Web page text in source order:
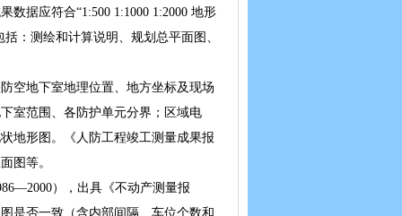
据应符合“1:500 1:1000 1:2000 地形
：测绘和计算说明、规划总平面图、
地下室地理位置、地方坐标及现场
室范围、各防护单元分界；区域电
地形图。《人防工程竣工测量成果报
图等。
），出具《不动产测量报
是否一致（含内部间隔、车位个数和